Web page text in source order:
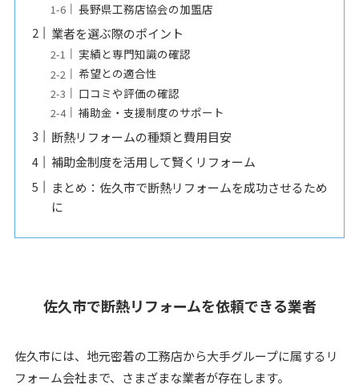
長野県工務店協会の加盟店
業者を選ぶ際のポイント
実績と専門知識の確認
希望との適合性
口コミや評価の確認
補助金・支援制度のサポート
断熱リフォームの種類と費用目安
補助金制度を活用して賢くリフォーム
まとめ：佐久市で断熱リフォームを成功させるため
に
佐久市で断熱リフォームを依頼できる業者
佐久市には、地元密着の工務店から大手グループに属するリ
フォーム会社まで、さまざまな業者が存在します。